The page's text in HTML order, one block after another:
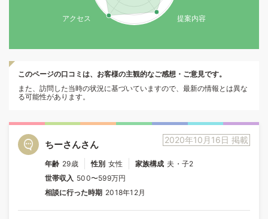
提案内容
アクセス
このページの口コミは、お客様の主観的なご感想・ご意見です。
また、訪問した当時の状況に基づいていますので、最新の情報とは異な
る可能性があります。
2020年10月16日 掲載
ちーさんさん
年齢 29歳 性別 女性 家族構成 夫・子2
世帯収入 500〜599万円
相談に行った時期 2018年12月